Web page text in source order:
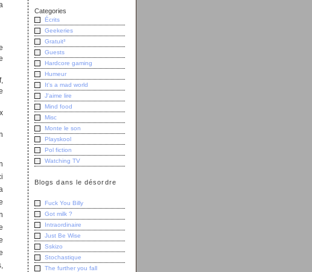
Categories
Écrits
Geekeries
Gratuit³
Guests
Hardcore gaming
Humeur
It's a mad world
J'aime lire
Mind food
Misc
Monte le son
Playskool
Pol fiction
Watching TV
Blogs dans le désordre
Fuck You Billy
Got milk ?
Intraordinaire
Just Be Wise
Sskizo
Stochastique
The further you fall